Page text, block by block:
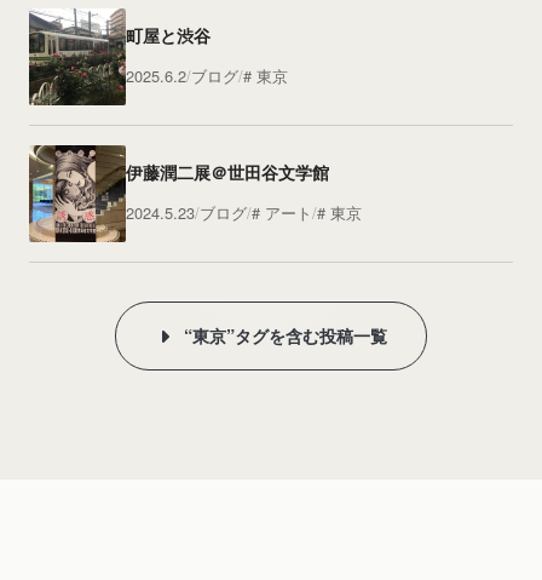
町屋と渋谷
2025.6.2 ブログ 東京
伊藤潤二展＠世田谷文学館
2024.5.23 ブログ アート 東京
“東京”タグを含む投稿一覧